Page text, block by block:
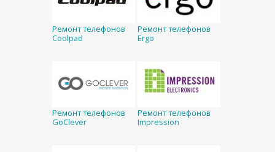
Ремонт телефонов
Coolpad
Ремонт телефонов
Ergo
Ремонт телефонов
GoClever
Ремонт телефонов
Impression